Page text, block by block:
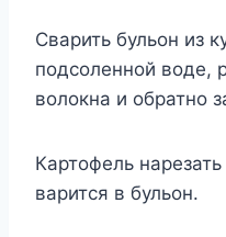
Сварить бульон из
подсоленной воде,
волокна и обратно
Картофель
варится в бульон.